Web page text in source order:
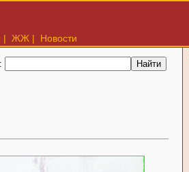
| ЖЖ | Новости